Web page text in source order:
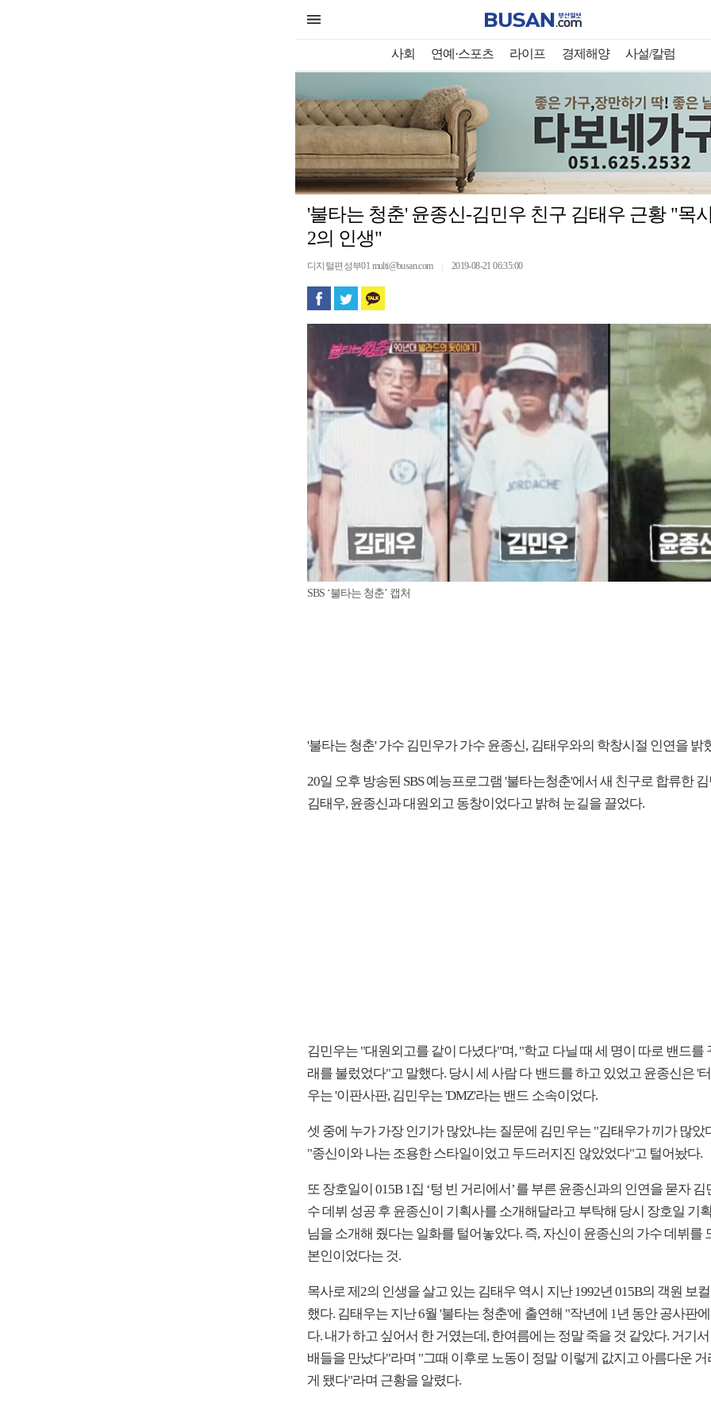
사회 연예·스포츠 라이프 경제해양 사설/칼럼
'불타는 청춘' 윤종신-김민우 친구 김태우 근황 "목
2의 인생"
디지털편성부01 multi@busan.com 2019-08-21 06:35:00
SBS ‘불타는 청춘’ 캡처
'불타는 청춘' 가수 김민우가 가수 윤종신, 김태우와의 학창시절 인연을 밝
20일 오후 방송된 SBS 예능프로그램 '불타는청춘'에서 새 친구로 합류한
김태우, 윤종신과 대원외고 동창이었다고 밝혀 눈길을 끌었다.
김민우는 "대원외고를 같이 다녔다"며, "학교 다닐 때 세 명이 따로 밴드를
래를 불렀었다"고 말했다. 당시 세 사람 다 밴드를 하고 있었고 윤종신은 '
우는 '이판사판, 김민우는 'DMZ'라는 밴드 소속이었다.
셋 중에 누가 가장 인기가 많았냐는 질문에 김민우는 "김태우가 끼가 많았
"종신이와 나는 조용한 스타일이었고 두드러지진 않았었다"고 털어놨다.
또 장호일이 015B 1집 ‘텅 빈 거리에서’를 부른 윤종신과의 인연을 묻자 김
수 데뷔 성공 후 윤종신이 기획사를 소개해달라고 부탁해 당시 장호일 기
님을 소개해 줬다는 일화를 털어놓았다. 즉, 자신이 윤종신의 가수 데뷔를
본인이었다는 것.
목사로 제2의 인생을 살고 있는 김태우 역시 지난 1992년 015B의 객원 보
했다. 김태우는 지난 6월 '불타는 청춘'에 출연해 "작년에 1년 동안 공사판
다. 내가 하고 싶어서 한 거였는데, 한여름에는 정말 죽을 것 같았다. 거기
배들을 만났다"라며 "그때 이후로 노동이 정말 이렇게 값지고 아름다운 거
게 됐다"라며 근황을 알렸다.